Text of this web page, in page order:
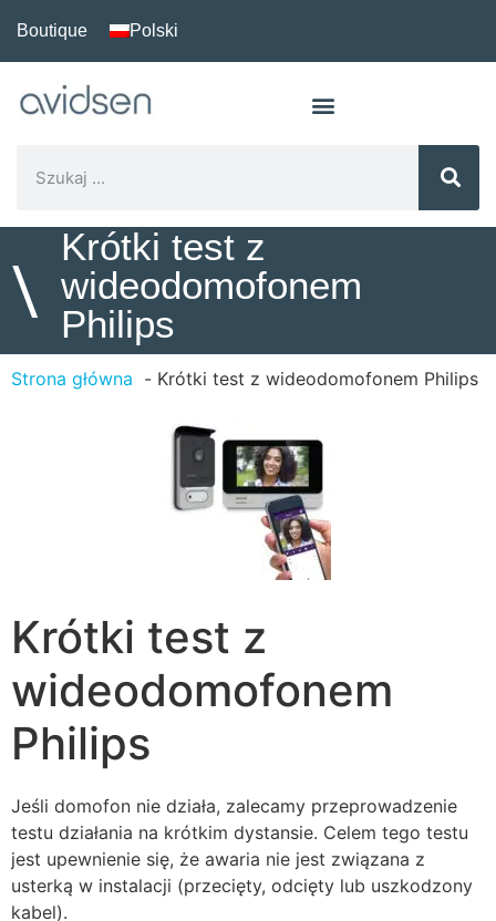
Boutique Polski
\
Krótki test z
wideodomofonem
Philips
Strona główna Krótki test z wideodomofonem Philips
Krótki test z
wideodomofonem
Philips
Jeśli domofon nie działa, zalecamy przeprowadzenie
testu działania na krótkim dystansie. Celem tego testu
jest upewnienie się, że awaria nie jest związana z
usterką w instalacji (przecięty, odcięty lub uszkodzony
kabel).